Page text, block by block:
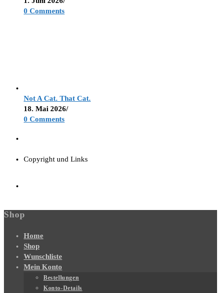
0 Comments
Not A Cat. That Cat.
18. Mai 2026/
0 Comments
Copyright und Links
Shop
Home
Shop
Wunschliste
Mein Konto
Bestellungen
Konto-Details